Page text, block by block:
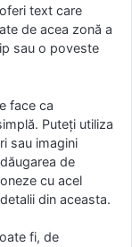
text care
de acea zonă a
sau o poveste
face ca
Puteți utiliza
sau imagini
de
cu acel
din aceasta.
fi, de